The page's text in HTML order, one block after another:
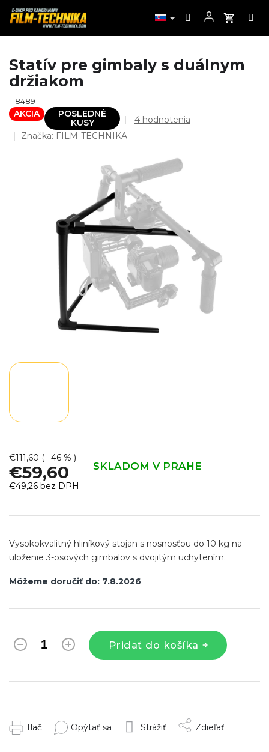
na
obsah
Statív pre gimbaly s duálnym
držiakom
8489
AKCIA
POSLEDNÉ
KUSY
Priemerné
5,0
z
5
hviezdičiek.
4 hodnotenia
Značka: FILM-TECHNIKA
€111,60 ( –46 % )
€59,60 SKLADOM V PRAHE
€49,26 bez DPH
cena:
Môžeme doručiť do: 7.8.2026
Pridať do košíka
Vysokokvalitný hliníkový stojan s nosnosťou do 10 kg na
uloženie 3-osových gimbalov s dvojitým uchytením.
Tlač Opýtať sa Strážiť Zdieľať